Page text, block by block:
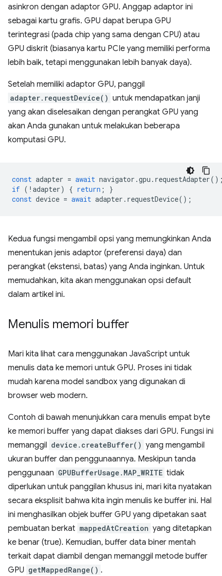
asinkron dengan adaptor GPU. Anggap adaptor ini
sebagai kartu grafis. GPU dapat berupa GPU
terintegrasi (pada chip yang sama dengan CPU) atau
GPU diskrit (biasanya kartu PCIe yang memiliki performa
lebih baik, tetapi menggunakan lebih banyak daya).
Setelah memiliki adaptor GPU, panggil
adapter.requestDevice() untuk mendapatkan janji
yang akan diselesaikan dengan perangkat GPU yang
akan Anda gunakan untuk melakukan beberapa
komputasi GPU.
const adapter = await navigator .gpu . requestAdapter
if ( ! adapter) { return ;
}
const device = await adapter . requestDevice();
Kedua fungsi mengambil opsi yang memungkinkan Anda
menentukan jenis adaptor (preferensi daya) dan
perangkat (ekstensi, batas) yang Anda inginkan. Untuk
memudahkan, kita akan menggunakan opsi default
dalam artikel ini.
Menulis memori buffer
Mari kita lihat cara menggunakan JavaScript untuk
menulis data ke memori untuk GPU. Proses ini tidak
mudah karena model sandbox yang digunakan di
browser web modern.
Contoh di bawah menunjukkan cara menulis empat byte
ke memori buffer yang dapat diakses dari GPU. Fungsi ini
memanggil device.createBuffer() yang mengambil
ukuran buffer dan penggunaannya. Meskipun tanda
penggunaan GPUBufferUsage.MAP_WRITE tidak
diperlukan untuk panggilan khusus ini, mari kita nyatakan
secara eksplisit bahwa kita ingin menulis ke buffer ini. Hal
ini menghasilkan objek buffer GPU yang dipetakan saat
pembuatan berkat mappedAtCreation yang ditetapkan
ke benar (true). Kemudian, buffer data biner mentah
terkait dapat diambil dengan memanggil metode buffer
GPU getMappedRange() .